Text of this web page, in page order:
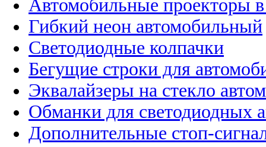
Автомобильные проекторы
Гибкий неон автомобильный
Светодиодные колпачки
Бегущие строки для
Эквалайзеры на стекло
Обманки для светодиодных
Дополнительные стоп-